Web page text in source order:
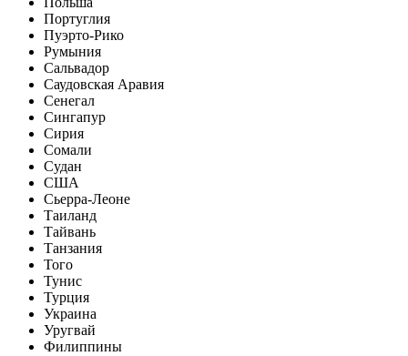
Португлия
Пуэрто-Рико
Румыния
Сальвадор
Саудовская Аравия
Сенегал
Сингапур
Сирия
Сомали
Судан
США
Сьерра-Леоне
Таиланд
Тайвань
Танзания
Того
Тунис
Турция
Украина
Уругвай
Филиппины